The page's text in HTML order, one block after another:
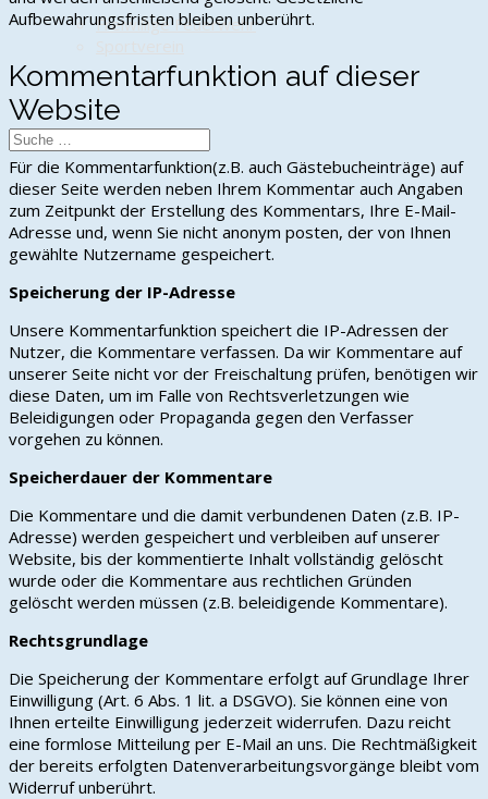
Freiwillige Feuerwehr
Aufbewahrungsfristen bleiben unberührt.
Kommentarfunktion auf dieser
Website
Für die Kommentarfunktion(z.B. auch Gästebucheinträge) auf
dieser Seite werden neben Ihrem Kommentar auch Angaben
zum Zeitpunkt der Erstellung des Kommentars, Ihre E-Mail-
Adresse und, wenn Sie nicht anonym posten, der von Ihnen
gewählte Nutzername gespeichert.
Speicherung der IP-Adresse
Unsere Kommentarfunktion speichert die IP-Adressen der
Nutzer, die Kommentare verfassen. Da wir Kommentare auf
unserer Seite nicht vor der Freischaltung prüfen, benötigen wir
diese Daten, um im Falle von Rechtsverletzungen wie
Beleidigungen oder Propaganda gegen den Verfasser
vorgehen zu können.
Speicherdauer der Kommentare
Die Kommentare und die damit verbundenen Daten (z.B. IP-
Adresse) werden gespeichert und verbleiben auf unserer
Website, bis der kommentierte Inhalt vollständig gelöscht
wurde oder die Kommentare aus rechtlichen Gründen
gelöscht werden müssen (z.B. beleidigende Kommentare).
Rechtsgrundlage
Die Speicherung der Kommentare erfolgt auf Grundlage Ihrer
Einwilligung (Art. 6 Abs. 1 lit. a DSGVO). Sie können eine von
Ihnen erteilte Einwilligung jederzeit widerrufen. Dazu reicht
eine formlose Mitteilung per E-Mail an uns. Die Rechtmäßigkeit
der bereits erfolgten Datenverarbeitungsvorgänge bleibt vom
Widerruf unberührt.